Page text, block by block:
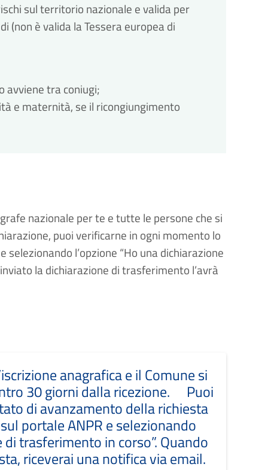
sul territorio nazionale e valida per
(non è valida la Tessera europea di
avviene tra coniugi;
e maternità, se il ricongiungimento
nazionale per te e tutte le persone che si
puoi verificarne in ogni momento lo
l’opzione “Ho una dichiarazione
la dichiarazione di trasferimento l’avrà
anagrafica e il Comune si
30 giorni dalla ricezione. Puoi
di avanzamento della richiesta
portale ANPR e selezionando
trasferimento in corso”. Quando
riceverai una notifica via email.